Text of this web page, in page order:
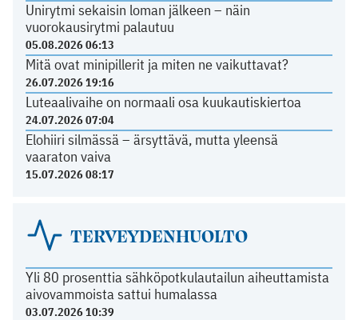
Unirytmi sekaisin loman jälkeen – näin
vuorokausirytmi palautuu
05.08.2026 06:13
Mitä ovat minipillerit ja miten ne vaikuttavat?
26.07.2026 19:16
Luteaalivaihe on normaali osa kuukautiskiertoa
24.07.2026 07:04
Elohiiri silmässä – ärsyttävä, mutta yleensä
vaaraton vaiva
15.07.2026 08:17
TERVEYDENHUOLTO
Yli 80 prosenttia sähköpotkulautailun aiheuttamista
aivovammoista sattui humalassa
03.07.2026 10:39